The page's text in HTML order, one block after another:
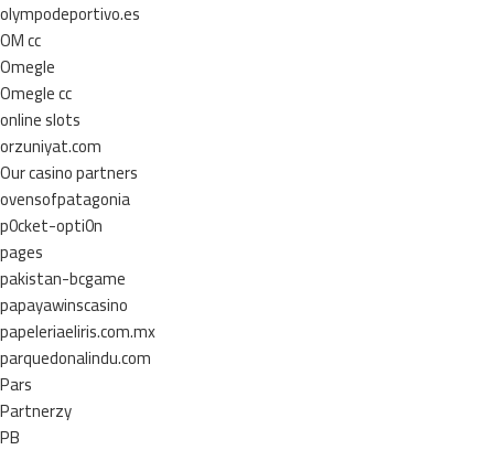
olympodeportivo.es
OM cc
Omegle
Omegle cc
online slots
orzuniyat.com
Our casino partners
ovensofpatagonia
p0cket-opti0n
pages
pakistan-bcgame
papayawinscasino
papeleriaeliris.com.mx
parquedonalindu.com
Pars
Partnerzy
PB